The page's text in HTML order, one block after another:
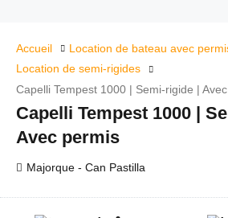
Accueil
Location de bateau avec
Location de semi-rigides
Capelli Tempest 1000 | Semi-rigide |
Capelli Tempest 1000 |
Avec permis
Majorque - Can Pastilla